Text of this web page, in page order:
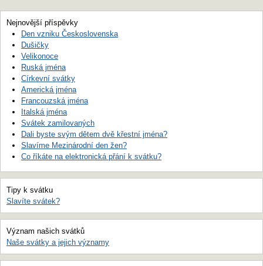
Nejnovější příspěvky
Den vzniku Československa
Dušičky
Velikonoce
Ruská jména
Církevní svátky
Americká jména
Francouzská jména
Italská jména
Svátek zamilovaných
Dali byste svým dětem dvě křestní jména?
Slavíme Mezinárodní den žen?
Co říkáte na elektronická přání k svátku?
Tipy k svátku
Slavíte svátek?
Význam našich svátků
Naše svátky a jejich významy